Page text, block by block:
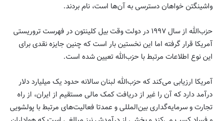
واشینگتن خواهان دسترسی به آن‌ها است، نام بردند.
حزب‌الله از سال ۱۹۹۷ در دولت وقت بیل کلینتون در فهرست تروریستی
آمریکا قرار گرفته اما این نخستین بار است که چنین جایزه نقدی برای
این نوع اطلاعات مرتبط با حزب‌الله تعیین شده است.
آمریکا ارزیابی می‌کند که حزب‌الله لبنان سالانه حدود یک میلیارد دلار
درآمد دارد که آن را غیر از دریافت کمک مالی مستقیم از ایران، از راه
تجارت و سرمایه‌گداری بین‌المللی و عمدتا فعالیت‌های مرتبط با پولشویی